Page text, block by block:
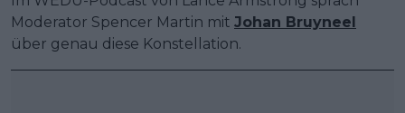
Moderator Spencer Martin mit Johan Bruyneel
über genau diese Konstellation.